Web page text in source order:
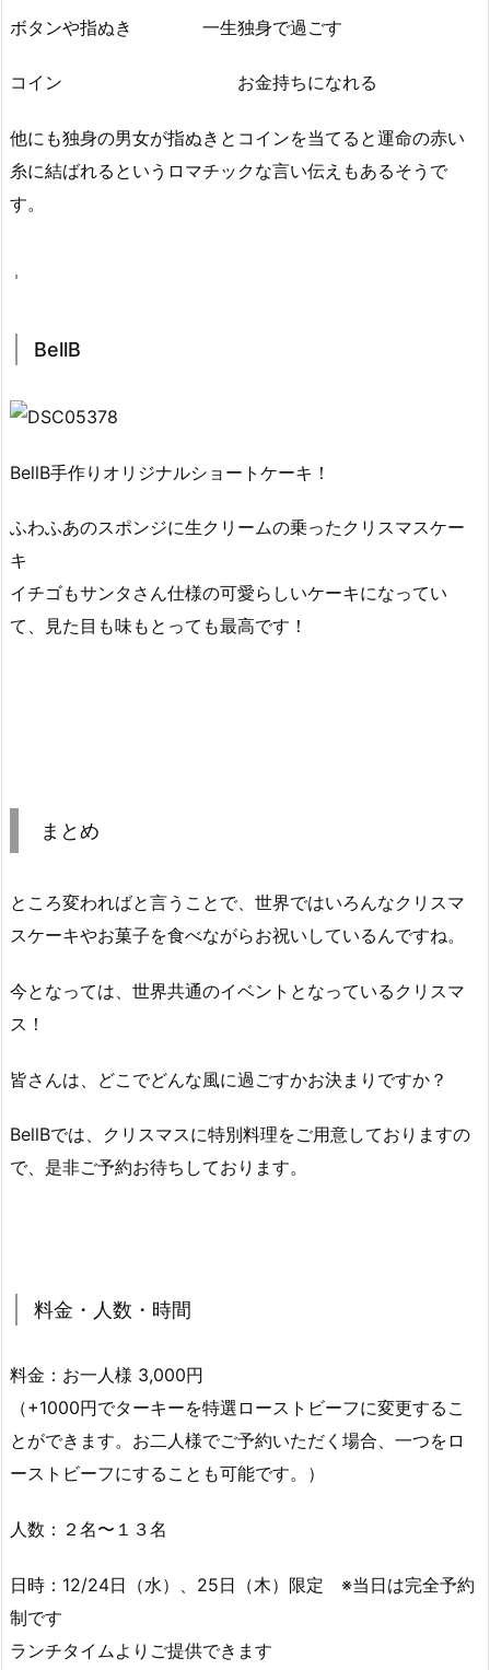
ボタンや指ぬき 一生独身で過ごす
コイン お金持ちになれる
他にも独身の男女が指ぬきとコインを当てると運命の赤い
糸に結ばれるというロマチックな言い伝えもあるそうで
す。
BellB
BellB手作りオリジナルショートケーキ！
ふわふあのスポンジに生クリームの乗ったクリスマスケー
キ
イチゴもサンタさん仕様の可愛らしいケーキになってい
て、見た目も味もとっても最高です！
まとめ
ところ変わればと言うことで、世界ではいろんなクリスマ
スケーキやお菓子を食べながらお祝いしているんですね。
今となっては、世界共通のイベントとなっているクリスマ
ス！
皆さんは、どこでどんな風に過ごすかお決まりですか？
BellBでは、クリスマスに特別料理をご用意しておりますの
で、是非ご予約お待ちしております。
料金・人数・時間
料金：お一人様 3,000円
（+1000円でターキーを特選ローストビーフに変更するこ
とができます。お二人様でご予約いただく場合、一つをロ
ーストビーフにすることも可能です。）
人数：２名〜１３名
日時：12/24日（水）、25日（木）限定 ※当日は完全予約
制です
ランチタイムよりご提供できます